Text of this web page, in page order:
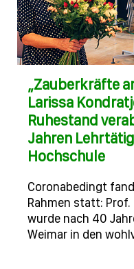
„Zauberkräfte
Larissa
Ruhestand
Jahren
Hochschule
Coronabedingt
Rahmen statt:
wurde nach 40
Weimar in den